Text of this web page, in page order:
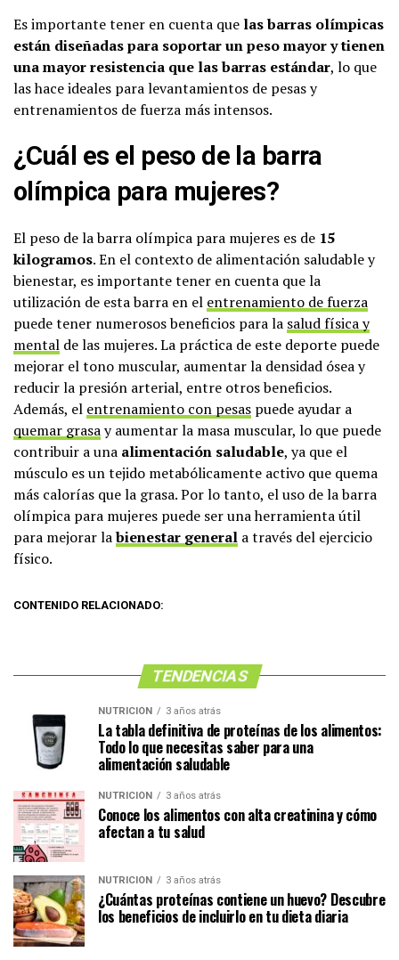
Es importante tener en cuenta que las barras olímpicas
están diseñadas para soportar un peso mayor y tienen
una mayor resistencia que las barras estándar, lo que
las hace ideales para levantamientos de pesas y
entrenamientos de fuerza más intensos.
¿Cuál es el peso de la barra
olímpica para mujeres?
El peso de la barra olímpica para mujeres es de 15
kilogramos. En el contexto de alimentación saludable y
bienestar, es importante tener en cuenta que la
utilización de esta barra en el entrenamiento de fuerza
puede tener numerosos beneficios para la salud física y
mental de las mujeres. La práctica de este deporte puede
mejorar el tono muscular, aumentar la densidad ósea y
reducir la presión arterial, entre otros beneficios.
Además, el entrenamiento con pesas puede ayudar a
quemar grasay aumentar la masa muscular, lo que puede
contribuir a una alimentación saludable, ya que el
músculo es un tejido metabólicamente activo que quema
más calorías que la grasa. Por lo tanto, el uso de la barra
olímpica para mujeres puede ser una herramienta útil
para mejorar labienestar general a través del ejercicio
físico.
CONTENIDO RELACIONADO:
TENDENCIAS
NUTRICIÓN 3 años atrás
La tabla definitiva de proteínas de los alimentos:
Todo lo que necesitas saber para una
alimentación saludable
NUTRICIÓN 3 años atrás
Conoce los alimentos con alta creatinina y cómo
afectan a tu salud
NUTRICIÓN 3 años atrás
¿Cuántas proteínas contiene un huevo? Descubre
los beneficios de incluirlo en tu dieta diaria